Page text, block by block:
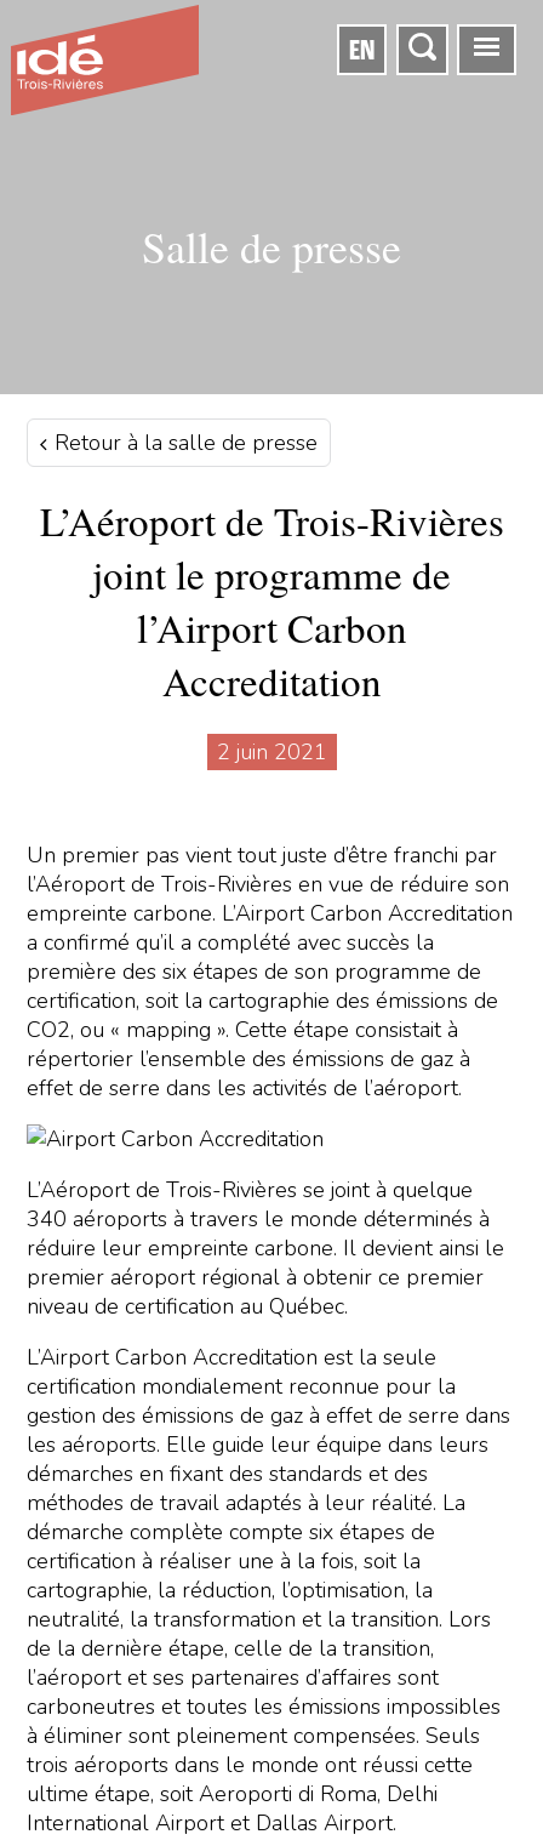
EN
Salle de presse
Retour à la salle de presse
L’Aéroport de Trois-Rivières
joint le programme de
l’Airport Carbon
Accreditation
2 juin 2021
Un premier pas vient tout juste d’être franchi par
l’Aéroport de Trois-Rivières en vue de réduire son
empreinte carbone. L’Airport Carbon Accreditation
a confirmé qu’il a complété avec succès la
première des six étapes de son programme de
certification, soit la cartographie des émissions de
CO2, ou « mapping ». Cette étape consistait à
répertorier l’ensemble des émissions de gaz à
effet de serre dans les activités de l’aéroport.
L’Aéroport de Trois-Rivières se joint à quelque
340 aéroports à travers le monde déterminés à
réduire leur empreinte carbone. Il devient ainsi le
premier aéroport régional à obtenir ce premier
niveau de certification au Québec.
L’Airport Carbon Accreditation est la seule
certification mondialement reconnue pour la
gestion des émissions de gaz à effet de serre dans
les aéroports. Elle guide leur équipe dans leurs
démarches en fixant des standards et des
méthodes de travail adaptés à leur réalité. La
démarche complète compte six étapes de
certification à réaliser une à la fois, soit la
cartographie, la réduction, l’optimisation, la
neutralité, la transformation et la transition. Lors
de la dernière étape, celle de la transition,
l’aéroport et ses partenaires d’affaires sont
carboneutres et toutes les émissions impossibles
à éliminer sont pleinement compensées. Seuls
trois aéroports dans le monde ont réussi cette
ultime étape, soit Aeroporti di Roma, Delhi
International Airport et Dallas Airport.